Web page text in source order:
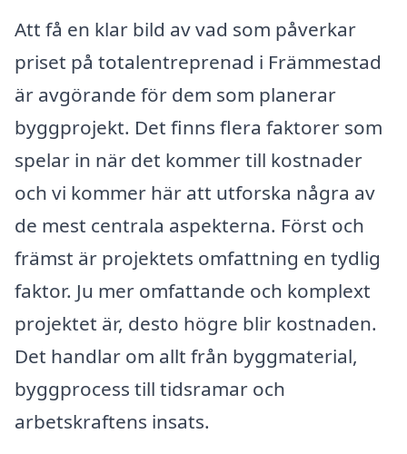
Att få en klar bild av vad som påverkar
priset på totalentreprenad i Främmestad
är avgörande för dem som planerar
byggprojekt. Det finns flera faktorer som
spelar in när det kommer till kostnader
och vi kommer här att utforska några av
de mest centrala aspekterna. Först och
främst är projektets omfattning en tydlig
faktor. Ju mer omfattande och komplext
projektet är, desto högre blir kostnaden.
Det handlar om allt från byggmaterial,
byggprocess till tidsramar och
arbetskraftens insats.